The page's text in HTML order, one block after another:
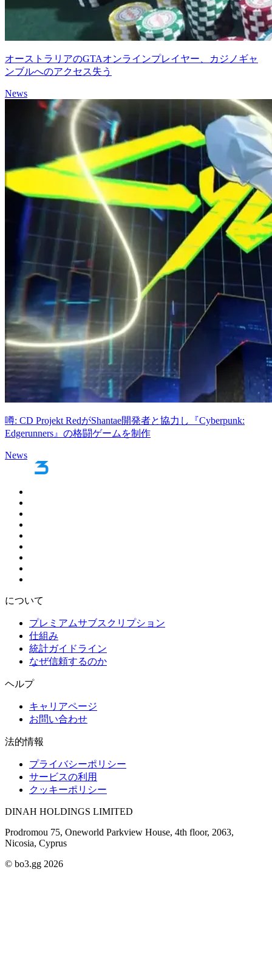
オーストラリアのGTAオンラインプレイヤー、カジノギャ
ンブルへのアクセス失う
News
噂: CD Projekt RedがShantae開発者と協力し『Cyberpunk:
Edgerunners』の格闘ゲームを制作
News
について
プレミアムサブスクリプション
仕組み
統計ガイドライン
なぜ信頼するのか
ヘルプ
キャリアページ
お問い合わせ
法的情報
プライバシーポリシー
サービスの利用
クッキーポリシー
DINAH HOLDINGS LIMITED
Prodromou 75, Oneworld Parkview House, 4th floor, 2063,
Nicosia, Cyprus
© bo3.gg 2026